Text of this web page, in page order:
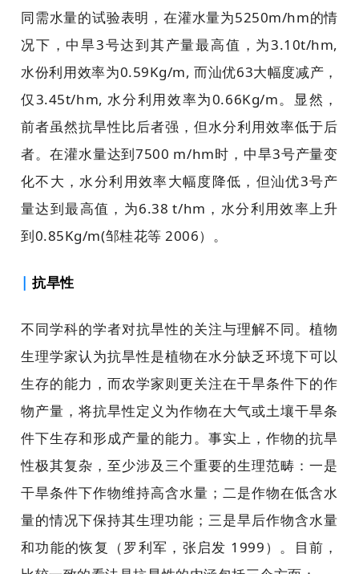
同需水量的试验表明，在灌水量为5250m/hm的情
况下，中旱3号达到其产量最高值，为3.10t/hm,
水份利用效率为0.59Kg/m, 而汕优63大幅度减产，
仅3.45t/hm, 水分利用效率为0.66Kg/m。显然，
前者虽然抗旱性比后者强，但水分利用效率低于后
者。在灌水量达到7500 m/hm时，中旱3号产量变
化不大，水分利用效率大幅度降低，但汕优3号产
量达到最高值，为6.38 t/hm，水分利用效率上升
到0.85Kg/m(邹桂花等 2006）。
| 抗旱性
不同学科的学者对抗旱性的关注与理解不同。植物
生理学家认为抗旱性是植物在水分缺乏环境下可以
生存的能力，而农学家则更关注在干旱条件下的作
物产量，将抗旱性定义为作物在大气或土壤干旱条
件下生存和形成产量的能力。事实上，作物的抗旱
性极其复杂，至少涉及三个重要的生理范畴：一是
干旱条件下作物维持高含水量；二是作物在低含水
量的情况下保持其生理功能；三是旱后作物含水量
和功能的恢复（罗利军，张启发 1999）。目前，